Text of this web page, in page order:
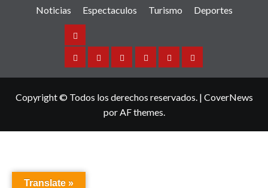
Noticias Espectaculos Turismo Deportes
Noticias
SinaloaNacionalInternacionalEspectaculos
TurismoDeportes
Copyright © Todos los derechos reservados. | CoverNews
por AF themes.
Translate »